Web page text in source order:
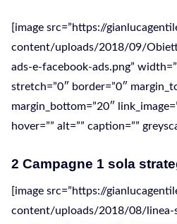
[image src=”https://
content/uploads/2018/09/
ads-e-facebook-ads.png”
stretch=”0″ border=”0″
margin_bottom=”20″
hover=”” alt=”” caption=””
2 Campagne 1 sola
[image src=”https://
content/uploads/2018/08/linea-